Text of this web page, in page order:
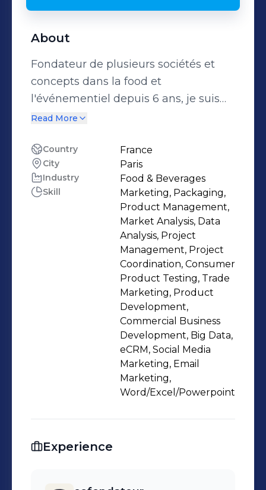
About
Fondateur de plusieurs sociétés et
concepts dans la food et
l'événementiel depuis 6 ans, je suis
passionné par l'entrepreneuriat
opérations autant que par les sports
outdoor. Parmi mes plus jolies
réussites, la marque Monsieur
Saucisse que j'ai créée de toutes
pièces et qui sert chaque année plus
de 150.000 clients.
Read More
Country France
City Paris
Industry Food & Beverages
Skill
Marketing, Packaging,
Product Management,
Market Analysis, Data
Analysis, Project
Management, Project
Coordination, Consumer
Product Testing, Trade
Marketing, Product
Development,
Commercial Business
Development, Big Data,
eCRM, Social Media
Marketing, Email
Marketing,
Word/Excel/Powerpoint
Experience